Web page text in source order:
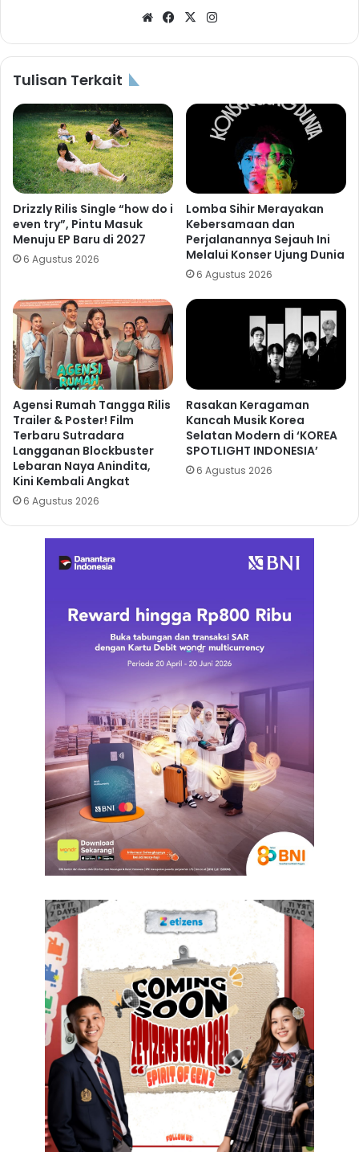
WebsiteFacebook
X
Tulisan Terkait
Drizzly Rilis Single “how do i
even try”, Pintu Masuk
Menuju EP Baru di 2027
6 Agustus 2026
Lomba Sihir Merayakan
Kebersamaan dan
Perjalanannya Sejauh Ini
Melalui Konser Ujung Dunia
6 Agustus 2026
Agensi Rumah Tangga Rilis
Trailer & Poster! Film
Terbaru Sutradara
Langganan Blockbuster
Lebaran Naya Anindita,
Kini Kembali Angkat
6 Agustus 2026
Rasakan Keragaman
Kancah Musik Korea
Selatan Modern di ‘KOREA
SPOTLIGHT INDONESIA’
6 Agustus 2026